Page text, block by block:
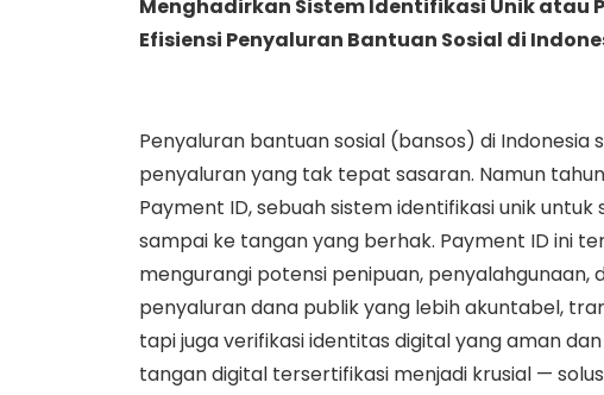
Menghadirkan Sistem Identifikasi Unik atau
Efisiensi Penyaluran Bantuan Sosial di
Penyaluran bantuan sosial (bansos) di
penyaluran yang tak tepat sasaran. Namun
Payment ID, sebuah sistem identifikasi unik
sampai ke tangan yang berhak. Payment ID ini
mengurangi potensi penipuan, penyalahgunaan,
penyaluran dana publik yang lebih akuntabel,
tapi juga verifikasi identitas digital yang aman
tangan digital tersertifikasi menjadi krusial —